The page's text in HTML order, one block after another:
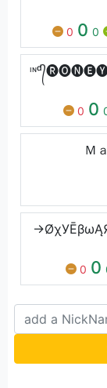
0 0 0
0 0
Ｍ
0 0